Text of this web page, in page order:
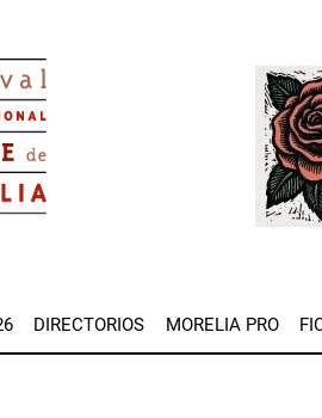
Image
DIRECTORIOS MORELIA PRO